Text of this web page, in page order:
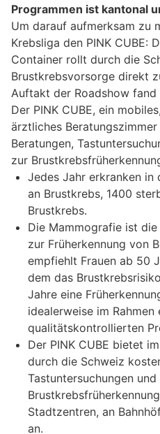
Programmen ist kantonal
Um darauf aufmerksam zu
Krebsliga den PINK CUBE:
Container rollt durch die
Brustkrebsvorsorge direkt
Auftakt der Roadshow
Der PINK CUBE, ein
ärztliches
Beratungen,
zur
Jedes Jahr erkranken in
an Brustkrebs, 1400
Brustkrebs.
Die Mammografie ist
zur Früherkennung von
empfiehlt Frauen ab 50
dem das
Jahre eine
idealerweise im Rahmen
qualitätskontrollierten
Der PINK CUBE bietet
durch die Schweiz
Tastuntersuchungen
Stadtzentren, an
an.